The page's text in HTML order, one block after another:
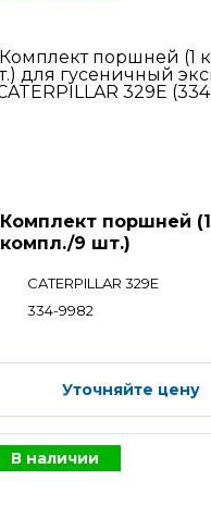
Комплект поршней (1
компл./9 шт.)
CATERPILLAR 329E
334-9982
Уточняйте цену
В наличии